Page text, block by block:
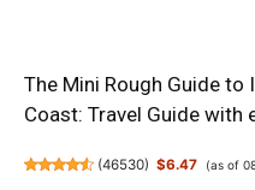
The Mini Rough Guide to
Coast: Travel Guide with
(46530) $6.47 (as of